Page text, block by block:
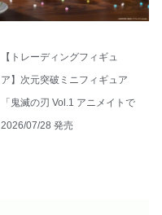
【トレーディングフィギュ
ア】次元突破ミニフィギュア
「鬼滅の刃 Vol.1 アニメイトで
2026/07/28 発売